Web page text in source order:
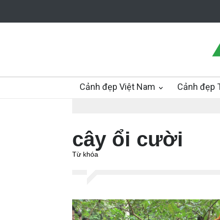
Cảnh đẹp Việt Nam Cảnh đẹp
cây ổi cười
Từ khóa